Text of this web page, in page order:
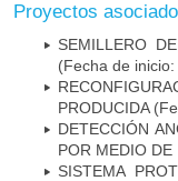
Proyectos
SEMILLERO
(Fecha de
PRODUCIDA
DETECCIÓN
POR MEDIO DE
SISTEMA